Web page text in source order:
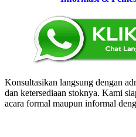
Konsultasikan langsung dengan
dan ketersediaan stoknya. Kami
acara formal maupun informal